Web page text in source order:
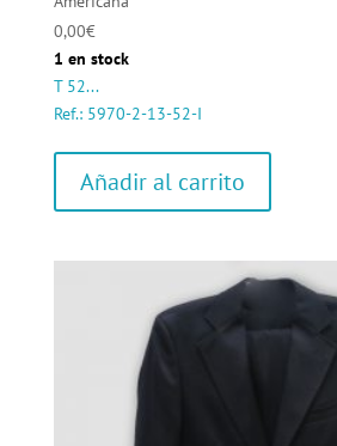
0,00€
1 en stock
T 52...
Ref.: 5970-2-13-52-I
Añadir al carrito